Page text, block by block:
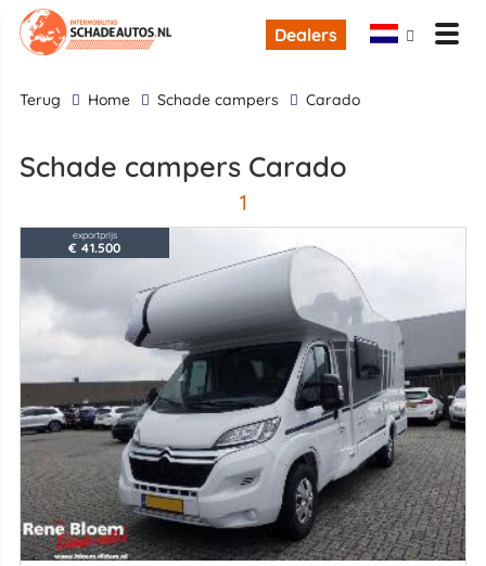
Dealers
terug Home Schade campers Carado
Schade campers Carado
1
exportprijs
€ 41.500